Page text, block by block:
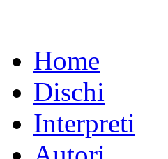
Home
Dischi
Interpreti